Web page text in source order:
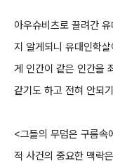
아우슈비츠로 끌려간
지 알게되니 유대인학
게 인간이 같은 인간을
같기도 하고 전혀 안되
<그들의 무덤은 구름속
적 사건의 중요한 맥락